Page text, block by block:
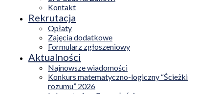
Kontakt
Rekrutacja
Opłaty
Zajęcia dodatkowe
Formularz zgłoszeniowy
Aktualności
Najnowsze wiadomości
Konkurs matematyczno-logiczny “Ścieżki
rozumu” 2026